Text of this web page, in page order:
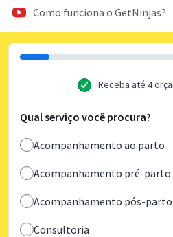
Como funciona o GetNinjas?
Receba até 4
Qual serviço você procura?
Acompanhamento ao parto
Acompanhamento pré-parto
Acompanhamento pós-parto
Consultoria